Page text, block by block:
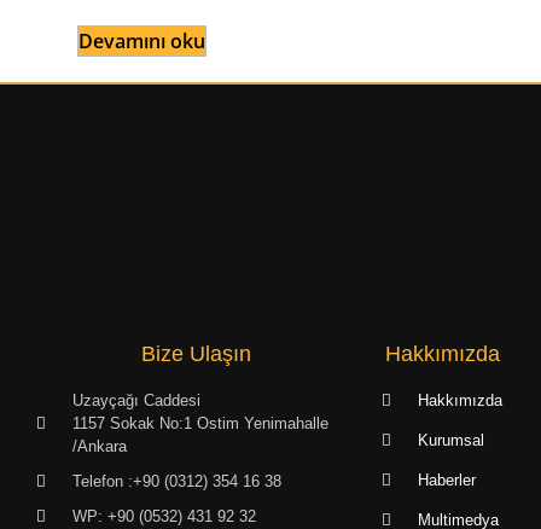
Devamını oku
Bize Ulaşın
Uzayçağı Caddesi
1157 Sokak No:1 Ostim Yenimahalle
/Ankara
Telefon :+90 (0312) 354 16 38
WP: +90 (0532) 431 92 32
Hakkımızda
Hakkımızda
Kurumsal
Haberler
Multimedya